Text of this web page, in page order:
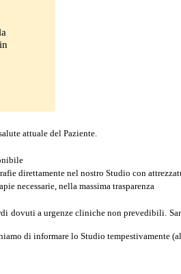
attuale del Paziente.
direttamente nel nostro Studio con
necessarie, nella massima trasparenza
dovuti a urgenze cliniche non prevedibili.
di informare lo Studio tempestivamente